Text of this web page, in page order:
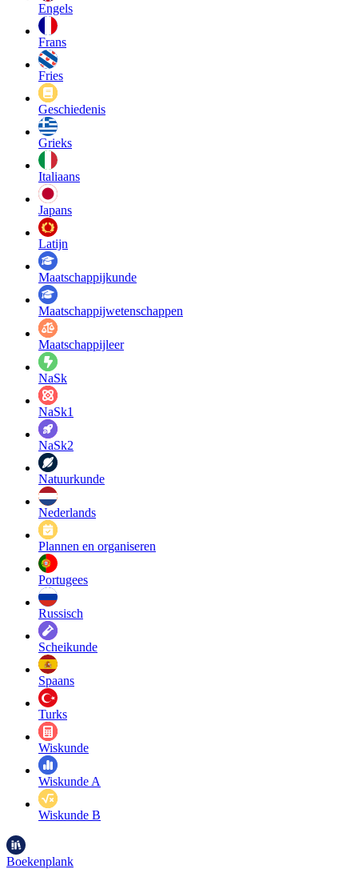
Engels
Frans
Fries
Geschiedenis
Grieks
Italiaans
Japans
Latijn
Maatschappij­kunde
Maatschappij­wetenschappen
Maatschappijleer
NaSk
NaSk1
NaSk2
Natuurkunde
Nederlands
Plannen en organiseren
Portugees
Russisch
Scheikunde
Spaans
Turks
Wiskunde
Wiskunde A
Wiskunde B
Boekenplank